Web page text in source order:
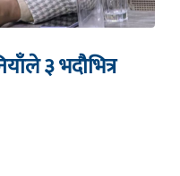
३ भदौभित्र